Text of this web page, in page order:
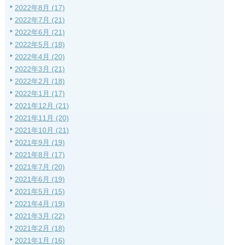
2022年8月 (17)
2022年7月 (21)
2022年6月 (21)
2022年5月 (18)
2022年4月 (20)
2022年3月 (21)
2022年2月 (18)
2022年1月 (17)
2021年12月 (21)
2021年11月 (20)
2021年10月 (21)
2021年9月 (19)
2021年8月 (17)
2021年7月 (20)
2021年6月 (19)
2021年5月 (15)
2021年4月 (19)
2021年3月 (22)
2021年2月 (18)
2021年1月 (16)